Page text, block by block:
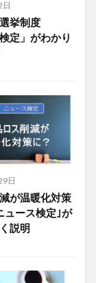
日
選挙制度
定」がわかり
日
が温暖化対策
ース検定｣が
説明